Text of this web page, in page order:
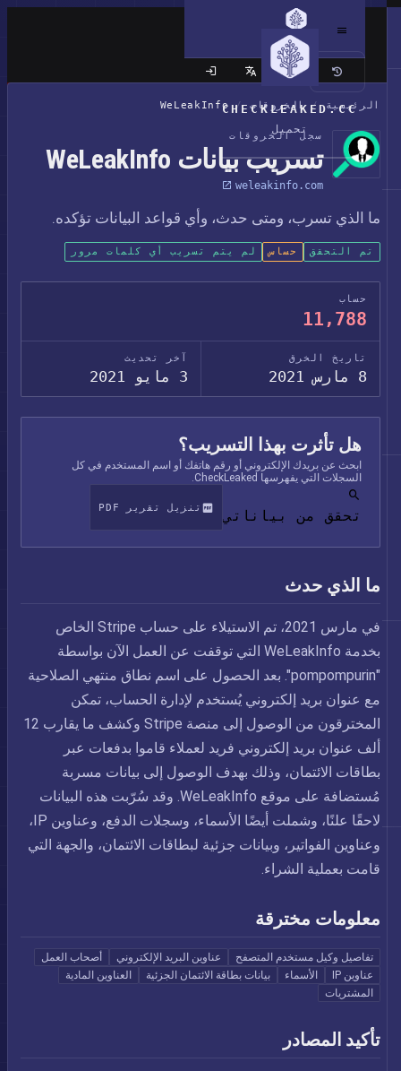
CHECKLEAKED.CC
تحميل
الموقع الكلاسيكي
الرئيسية / الخروقات /
WeLeakInfo
سجل الخروقات
تسريب بيانات WeLeakInfo
weleakinfo.com
ما الذي تسرب، ومتى حدث، وأي قواعد البيانات تؤكده.
تم التحقق حساس لم يتم تسريب أي كلمات مرور
حساب
11,788
تاريخ الخرق آخر تحديث
هل تأثرت بهذا التسريب؟
ابحث عن بريدك الإلكتروني أو رقم هاتفك أو اسم المستخدم في كل
السجلات التي يفهرسها CheckLeaked.
تحقق من بياناتي تنزيل تقرير PDF
ما الذي حدث
في مارس 2021، تم الاستيلاء على حساب Stripe الخاص
بخدمة WeLeakInfo التي توقفت عن العمل الآن بواسطة
"pompompurin". بعد الحصول على اسم نطاق منتهي الصلاحية
مع عنوان بريد إلكتروني يُستخدم لإدارة الحساب، تمكن
المخترقون من الوصول إلى منصة Stripe وكشف ما يقارب 12
ألف عنوان بريد إلكتروني فريد لعملاء قاموا بدفعات عبر
بطاقات الائتمان، وذلك بهدف الوصول إلى بيانات مسربة
مُستضافة على موقع WeLeakInfo. وقد سُرّبت هذه البيانات
لاحقًا علنًا، وشملت أيضًا الأسماء، وسجلات الدفع، وعناوين IP،
وعناوين الفواتير، وبيانات جزئية لبطاقات الائتمان، والجهة التي
قامت بعملية الشراء.
معلومات مخترقة
تفاصيل وكيل مستخدم المتصفح عناوين البريد الإلكتروني
أصحاب العمل
عناوين IP
الأسماء بيانات بطاقة الائتمان الجزئية
العناوين المادية
المشتريات
تأكيد المصادر